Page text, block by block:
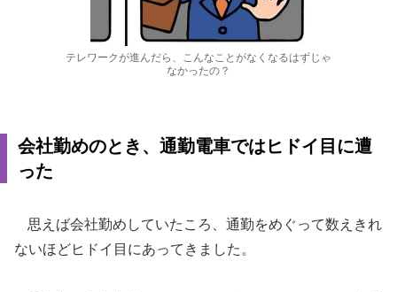
テレワークが進んだら、こんなことがなくなるはずじゃ
なかったの？
会社勤めのとき、通勤電車ではヒドイ目に遭
った
思えば会社勤めしていたころ、通勤をめぐって数えきれ
ないほどヒドイ目にあってきました。